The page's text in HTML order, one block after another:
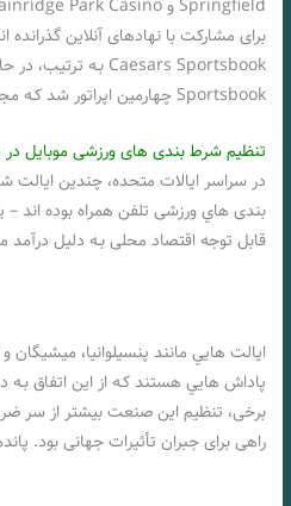
Sportsbook چهارمین اپراتور شد کـه مجوز را دریافت کرد.
تنظیم شرط بندی های ورزشی موبایل
در سراسر ایالات متحده، چندین ایالت
بندی هاي‌ ورزشی تلفن همراه بوده اند –
قابل توجه اقتصاد محلی بـه دلیل
ایالت هایي مانند پنسیلوانیا، میشیگان
پاداش هایي هستند کـه از این اتفاق
برخی، تنظیم این صنعت بیشتر از سر
راهی برای جبران تأثیرات جهانی بود.